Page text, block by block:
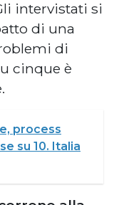
intervistati si
di una
di
cinque è
process
su 10. Italia